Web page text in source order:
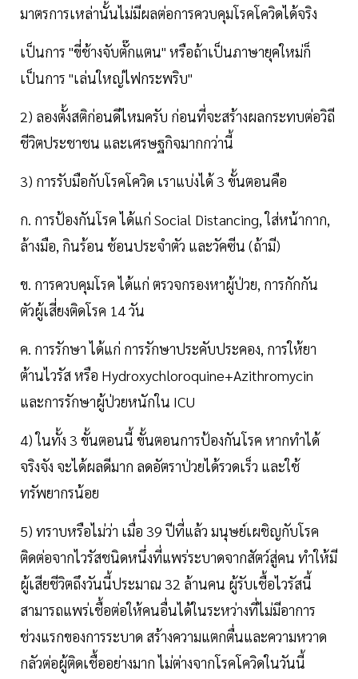
มาตรการเหล่านั้นไม่มีผลต่อการควบคุมโรคโควิดได้จริง
เป็นการ "ขี่ช้างจับตั๊กแตน" หรือถ้าเป็นภาษายุคใหม่ก็
เป็นการ "เล่นใหญ่ไฟกระพริบ"
2) ลองตั้งสติก่อนดีไหมครับ ก่อนที่จะสร้างผลกระทบต่อวิถี
ชีวิตประชาชน และเศรษฐกิจมากกว่านี้
3) การรับมือกับโรคโควิด เราแบ่งได้ 3 ขั้นตอนคือ
ก. การป้องกันโรค ได้แก่ Social Distancing, ใส่หน้ากาก,
ล้างมือ, กินร้อน ช้อนประจำตัว และวัคซีน (ถ้ามี)
ข. การควบคุมโรค ได้แก่ ตรวจกรองหาผู้ป่วย, การกักกัน
ตัวผู้เสี่ยงติดโรค 14 วัน
ค. การรักษา ได้แก่ การรักษาประคับประคอง, การให้ยา
ต้านไวรัส หรือ Hydroxychloroquine+Azithromycin
และการรักษาผู้ป่วยหนักใน ICU
4) ในทั้ง 3 ขั้นตอนนี้ ขั้นตอนการป้องกันโรค หากทำได้
จริงจัง จะได้ผลดีมาก ลดอัตราป่วยได้รวดเร็ว และใช้
ทรัพยากรน้อย
5) ทราบหรือไม่ว่า เมื่อ 39 ปีที่แล้ว มนุษย์เผชิญกับโรค
ติดต่อจากไวรัสชนิดหนึ่งที่แพร่ระบาดจากสัตว์สู่คน ทำให้มี
ผู้เสียชีวิตถึงวันนี้ประมาณ 32 ล้านคน ผู้รับเชื้อไวรัสนี้
สามารถแพร่เชื้อต่อให้คนอื่นได้ในระหว่างที่ไม่มีอาการ
ช่วงแรกของการระบาด สร้างความแตกตื่นและความหวาด
กลัวต่อผู้ติดเชื้ออย่างมาก ไม่ต่างจากโรคโควิดในวันนี้